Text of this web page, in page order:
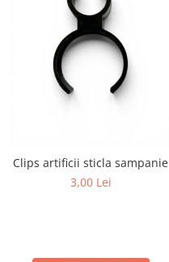
Clips artificii sticla sampanie
3,00 Lei